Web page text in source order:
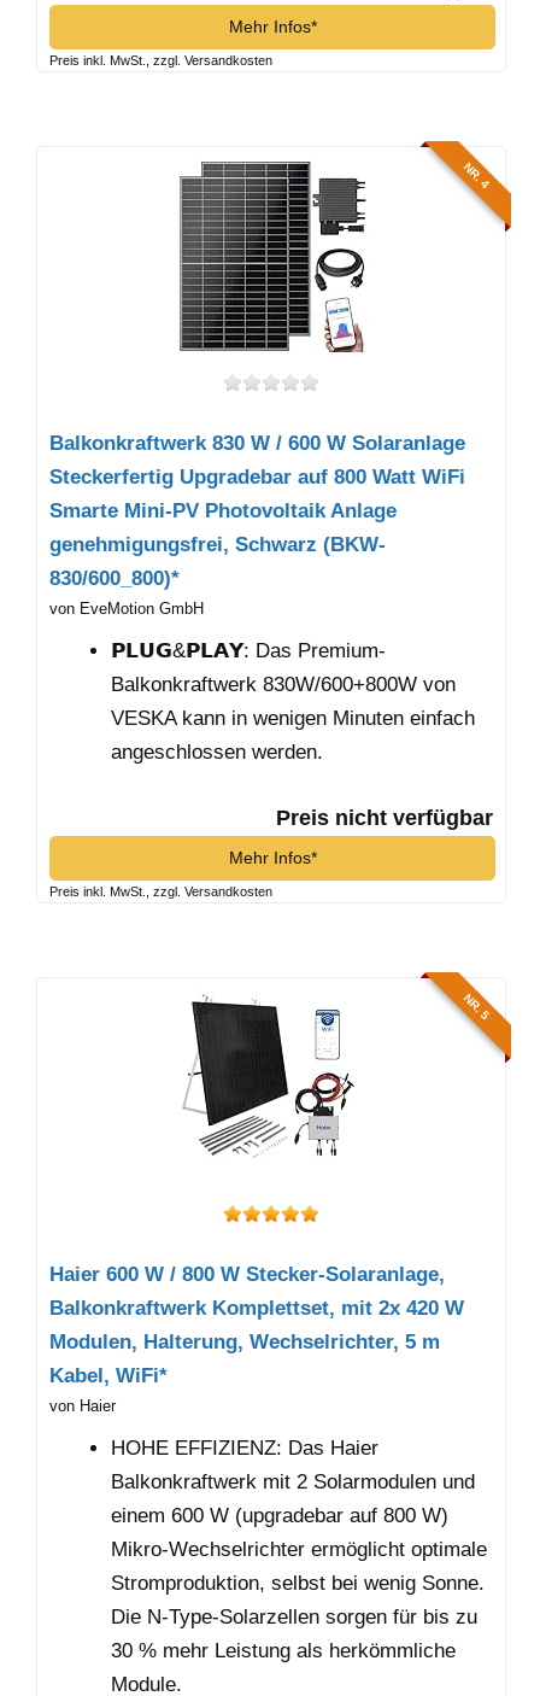
Mehr Infos*
Preis inkl. MwSt., zzgl. Versandkosten
NR. 4
Balkonkraftwerk 830 W / 600 W Solaranlage
Steckerfertig Upgradebar auf 800 Watt WiFi
Smarte Mini-PV Photovoltaik Anlage
genehmigungsfrei, Schwarz (BKW-
830/600_800)*
von EveMotion GmbH
𝗣𝗟𝗨𝗚&𝗣𝗟𝗔𝗬: Das Premium-
Balkonkraftwerk 830W/600+800W von
VESKA kann in wenigen Minuten einfach
angeschlossen werden.
Preis nicht verfügbar
Mehr Infos*
Preis inkl. MwSt., zzgl. Versandkosten
NR. 5
Haier 600 W / 800 W Stecker-Solaranlage,
Balkonkraftwerk Komplettset, mit 2x 420 W
Modulen, Halterung, Wechselrichter, 5 m
Kabel, WiFi*
von Haier
HOHE EFFIZIENZ: Das Haier
Balkonkraftwerk mit 2 Solarmodulen und
einem 600 W (upgradebar auf 800 W)
Mikro-Wechselrichter ermöglicht optimale
Stromproduktion, selbst bei wenig Sonne.
Die N-Type-Solarzellen sorgen für bis zu
30 % mehr Leistung als herkömmliche
Module.